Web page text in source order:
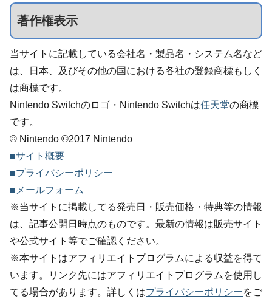
著作権表示
当サイトに記載している会社名・製品名・システム名など
は、日本、及びその他の国における各社の登録商標もしく
は商標です。
Nintendo Switchのロゴ・Nintendo Switchは任天堂の商標
です。
© Nintendo ©2017 Nintendo
■サイト概要
■プライバシーポリシー
■メールフォーム
※当サイトに掲載してる発売日・販売価格・特典等の情報
は、記事公開日時点のものです。最新の情報は販売サイト
や公式サイト等でご確認ください。
※本サイトはアフィリエイトプログラムによる収益を得て
います。リンク先にはアフィリエイトプログラムを使用し
てる場合があります。詳しくはプライバシーポリシーをご